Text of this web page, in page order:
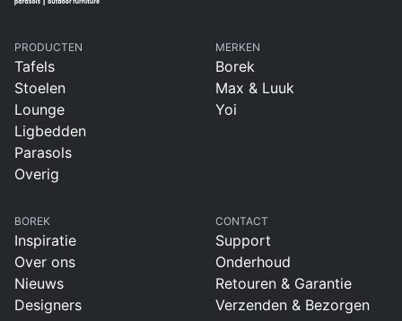
PRODUCTEN
Tafels
Stoelen
Lounge
Ligbedden
Parasols
Overig
MERKEN
Borek
Max & Luuk
Yoi
BOREK
Inspiratie
Over ons
Nieuws
Designers
CONTACT
Support
Onderhoud
Retouren & Garantie
Verzenden & Bezorgen